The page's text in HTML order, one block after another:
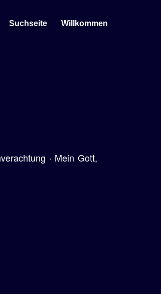
Suchseite Willkommen
· Mein Gott,